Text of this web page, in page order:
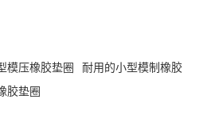
模压橡胶垫圈 耐用的小型模制橡胶
胶垫圈